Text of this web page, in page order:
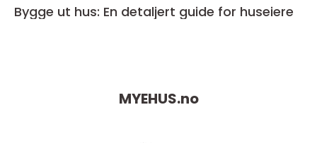
Bygge ut hus: En detaljert guide for huseiere
MYEHUS.no